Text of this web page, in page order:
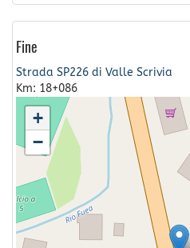
Fine
Strada SP226 di Valle Scrivia
Km: 18+086
+
−